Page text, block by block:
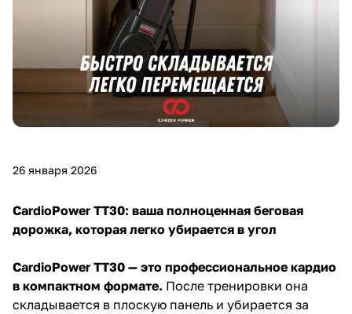
26 января 2026
CardioPower TT30: ваша полноценная беговая
дорожка, которая легко убирается в угол
CardioPower TT30 — это профессиональное кардио
в компактном формате. После тренировки она
складывается в плоскую панель и убирается за